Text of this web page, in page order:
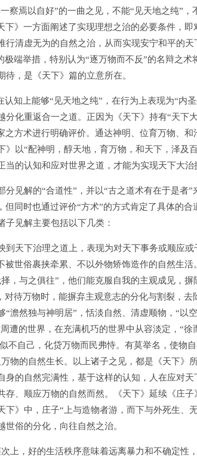
察焉以自好”的一曲之见，不能“见天地之纯”，
》一方面阐述了实现理想之治的必要条件，即
清虚无为的自然之治，从而实现安宁和平的天
端举措，特别认为“逐万物而不反”的名辩之术
，是《天下》篇的立意所在。
上能够“见天地之纯”，在行为上表现为“内
分化重返合一之道。正因为《天下》持有“天下
方术进行明确评价。通达神明、位育万物、和
以“配神明，醇天地，育万物，和天下，泽及
的认知和应对世界之道，才能为实现天下大治
解的“合道性”，并以“古之道术有在于是者”
同时也通过评价“方术”的方式肯定了具体的合
见解主要包括以下几类：
天下治理之道上，表现为对天下事务或顺应或
世俗裹挟牵累、不以外物矫饰造作的自然生活
，与之俱往”，他们能克服自我的主观成见，摒
待万物时，能摒弃主观意志的分化与割裂，去
澹然独与神明居”，恬淡自然、清虚顺物，“以
遭的世界，在充满机巧的世界中从容淡定，“徐
不自己，化贷万物而民弗恃。有莫举名，使物自
物的自然生长。以上诸子之见，都是《天下》
的自然完满性，基于这样的认知，人在应对天
、顺应万物的自然而然。《天下》延续《庄子
》中，庄子“上与造物者游，而下与外死生、
俗的分化，向往自然之治。
，好的生活秩序意味着远离暴力和不确定性